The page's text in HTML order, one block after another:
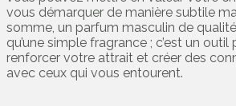
vous démarquer de manière subtile
somme, un parfum masculin de
qu’une simple fragrance ; c’est un
renforcer votre attrait et créer des
avec ceux qui vous entourent.